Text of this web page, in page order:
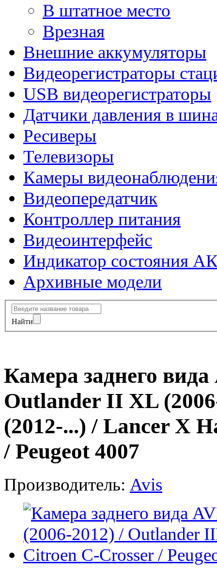
В штатное место
Врезная
Внешние аккумуляторы
Видеорегистраторы
USB видеорегистраторы
Датчики давления в
Ресиверы
Телевизоры
Камеры
Видеопередатчик
Контроллер питания
Видеоинтерфейс
Индикатор состояния
Архивные модели
Найти
Камера заднего
Outlander II XL
(2012-...) / Lancer X
/ Peugeot 4007
Производитель: Avis